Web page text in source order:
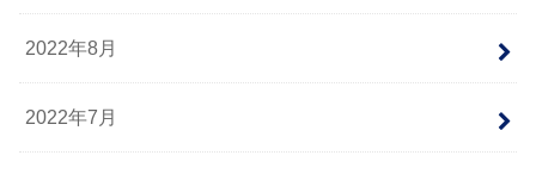
2022年8月
2022年7月